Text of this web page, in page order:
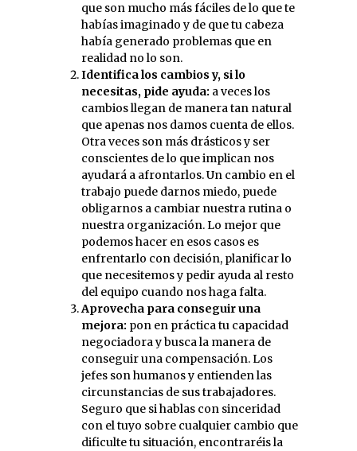
que son mucho más fáciles de lo que te
habías imaginado y de que tu cabeza
había generado problemas que en
realidad no lo son.
Identifica los cambios y, si lo
necesitas, pide ayuda: a veces los
cambios llegan de manera tan natural
que apenas nos damos cuenta de ellos.
Otra veces son más drásticos y ser
conscientes de lo que implican nos
ayudará a afrontarlos. Un cambio en el
trabajo puede darnos miedo, puede
obligarnos a cambiar nuestra rutina o
nuestra organización. Lo mejor que
podemos hacer en esos casos es
enfrentarlo con decisión, planificar lo
que necesitemos y pedir ayuda al resto
del equipo cuando nos haga falta.
Aprovecha para conseguir una
mejora: pon en práctica tu capacidad
negociadora y busca la manera de
conseguir una compensación. Los
jefes son humanos y entienden las
circunstancias de sus trabajadores.
Seguro que si hablas con sinceridad
con el tuyo sobre cualquier cambio que
dificulte tu situación, encontraréis la